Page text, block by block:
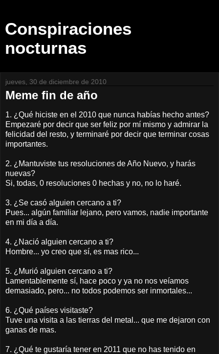
Conspiraciones
nocturnas
jueves, 30 de diciembre de 2010
Meme fin de año
1. ¿Qué hiciste en el 2010 que nunca habías hecho antes?
Empezaré por decir que ser feliz por mí mismo y admirar la
felicidad del resto, y terminaré por decir que terminar cosas
importantes.
2. ¿Mantuviste tus resoluciones de Año Nuevo, y harás
nuevas?
Si, todas, 0 resoluciones 0 hechas y no, no lo haré.
3. ¿Se casó alguien cercano a ti?
Pues... algún familiar lejano, pero vamos, nadie importante
en mi día a día.
4. ¿Nació alguien cercano a ti?
Hombre... yo creo que sí, es mas rico...
5. ¿Murió alguien cercano a ti?
Lamentablemente sí, hace poco y ya no nos veíamos
demasiado, pero... no todos podemos ser inmortales...
6. ¿Qué países visitaste?
Tuve una visita a las tierras del metal... que me dejaron con
ganas de mas.
7. ¿Qué te gustaría tener en 2011 que no has tenido en